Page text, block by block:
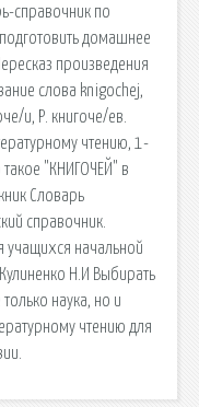
справочник по
домашнее
произведения
слова knigochej,
и, Р. книгоче/ев.
чтению, 1-
такое "КНИГОЧЕЙ" в
Словарь
справочник.
учащихся начальной
Н.И Выбирать
наука, но и
чтению для